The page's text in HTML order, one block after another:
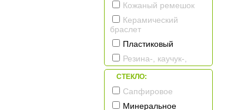
Кожаный ремешок
Керамический
браслет
Пластиковый
Резина-, каучук-,
силикон- ремешок
ремешок
СТЕКЛО:
Сапфировое
Минеральное